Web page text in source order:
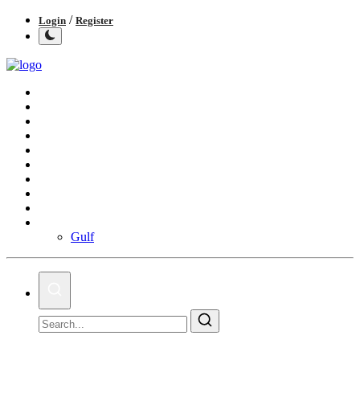
Login / Register
Gulf